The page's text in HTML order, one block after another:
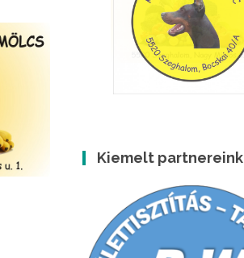
Kiemelt partnereink